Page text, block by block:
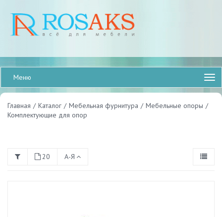
Меню
Главная / Каталог / Мебельная фурнитура / Мебельные опоры /
Комплектующие для опор
20 А-Я